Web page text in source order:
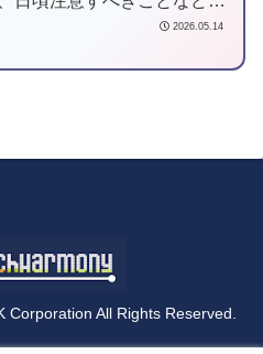
2026.05.14
All Rights Reserved.